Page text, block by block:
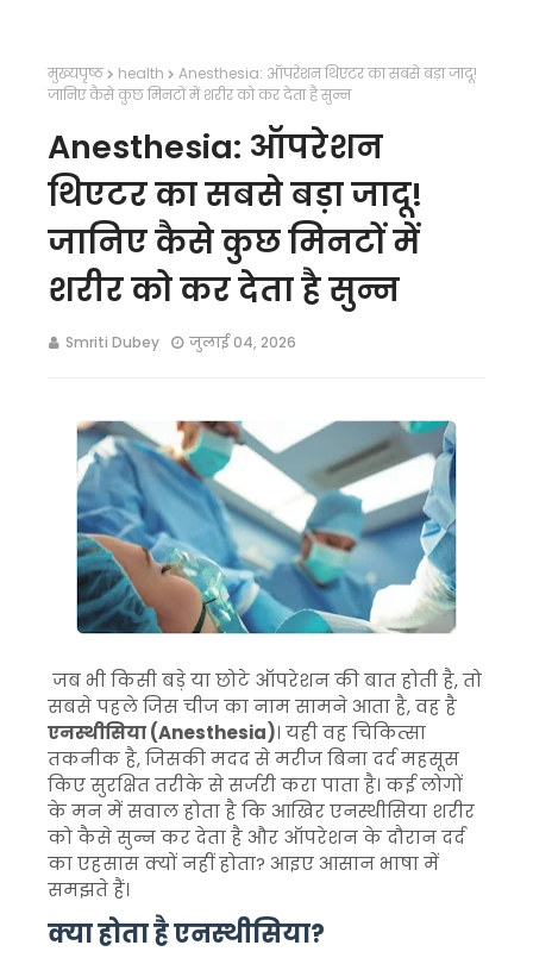
मुख्यपृष्ठ health
Anesthesia: ऑपरेशन थिएटर का सबसे बड़ा जादू!
जानिए कैसे कुछ मिनटों में शरीर को कर देता है सुन्न
Anesthesia: ऑपरेशन
थिएटर का सबसे बड़ा जादू!
जानिए कैसे कुछ मिनटों में
शरीर को कर देता है सुन्न
Smriti Dubey जुलाई 04, 2026
जब भी किसी बड़े या छोटे ऑपरेशन की बात होती है, तो
सबसे पहले जिस चीज का नाम सामने आता है, वह है
एनस्थीसिया (Anesthesia)। यही वह चिकित्सा
तकनीक है, जिसकी मदद से मरीज बिना दर्द महसूस
किए सुरक्षित तरीके से सर्जरी करा पाता है। कई लोगों
के मन में सवाल होता है कि आखिर एनस्थीसिया शरीर
को कैसे सुन्न कर देता है और ऑपरेशन के दौरान दर्द
का एहसास क्यों नहीं होता? आइए आसान भाषा में
समझते हैं।
क्या होता है एनस्थीसिया?